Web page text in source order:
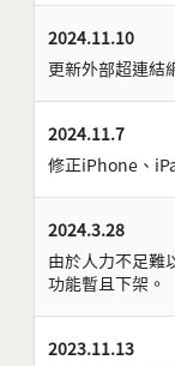
2024.11.10
更新外部超連結
2024.11.7
修正iPhone、
2024.3.28
由於人力不足難
功能暫且下架。
2023.11.13